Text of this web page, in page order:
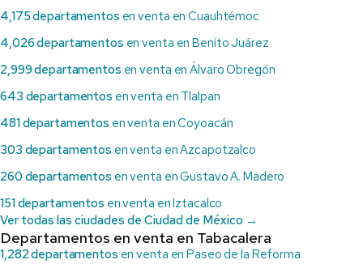
4,175 departamentos en venta en Cuauhtémoc
4,026 departamentos en venta en Benito Juárez
2,999 departamentos en venta en Álvaro Obregón
643 departamentos en venta en Tlalpan
481 departamentos en venta en Coyoacán
303 departamentos en venta en Azcapotzalco
260 departamentos en venta en Gustavo A. Madero
151 departamentos en venta en Iztacalco
Ver todas las ciudades de Ciudad de México →
Departamentos en venta en Tabacalera
1,282 departamentos en venta en Paseo de la Reforma